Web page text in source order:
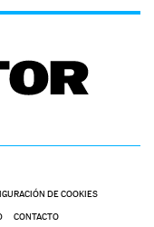
DE COOKIES
CONTACTO